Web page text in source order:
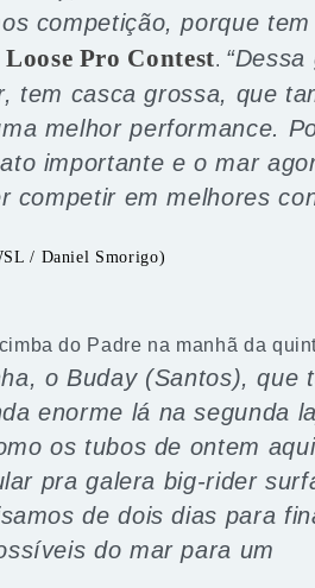
competição, porque tem
Pro Contest. “Dessa
tem casca grossa, que
melhor performance.
importante e o mar
em melhores
/ Daniel Smorigo)
do Padre na manhã da
o Buday (Santos), que
enorme lá na segunda
os tubos de ontem
pra galera big-rider
de dois dias para
do mar para um